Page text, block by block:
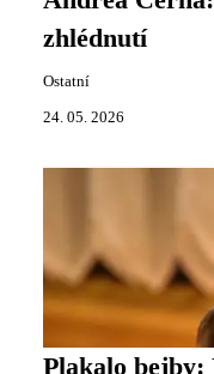
zhlédnutí
Ostatní
24. 05. 2026
Plakalo